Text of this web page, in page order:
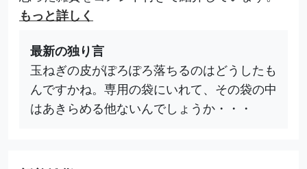
もっと詳しく
最新の独り言
玉ねぎの皮がぽろぽろ落ちるのはどうしたも
んですかね。専用の袋にいれて、その袋の中
はあきらめる他ないんでしょうか・・・